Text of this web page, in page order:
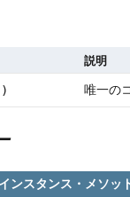
説明
唯一の
インスタンス・メソッ